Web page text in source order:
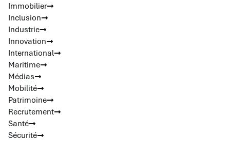
Immobilier
Inclusion
Industrie
Innovation
International
Maritime
Médias
Mobilité
Patrimoine
Recrutement
Santé
Sécurité